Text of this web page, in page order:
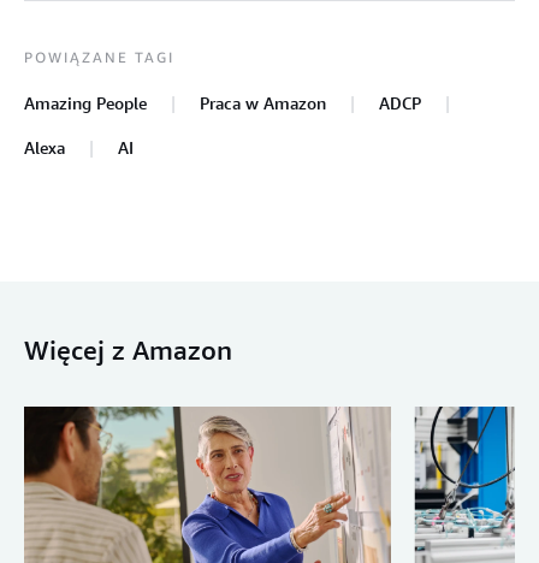
POWIĄZANE TAGI
Amazing People Praca w Amazon ADCP
Alexa AI
Więcej z Amazon